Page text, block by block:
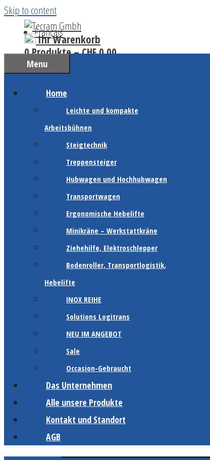
Skip to content
Français
Ihr Warenkorb
0 Produkte –CHF0.00
Menu
Home
Leichte und kompakte
Arbeitsbühnen
Steigtechnik
Treppensteiger
Hubwagen und Hochhubwagen
Transportwagen
Ergonomische Hebelifte
Minikräne – Werkstattkräne
Ziehehilfe, Elektroschlepper
Bodenroller, Transportlogistik,
Hebelifte
INOX REIHE
Solutions Logitrans
NEU IM ANGEBOT
Sale
Occasion-Gebraucht
Das Unternehmen
Alle unsere Produkte
Kontakt und Standort
AGB